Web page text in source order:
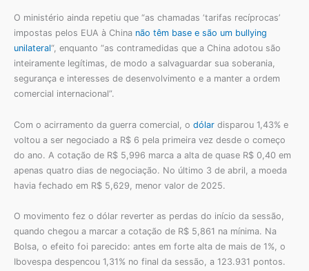
O ministério ainda repetiu que “as chamadas ‘tarifas recíprocas’
impostas pelos EUA à China não têm base e são um bullying
unilateral“, enquanto “as contramedidas que a China adotou são
inteiramente legítimas, de modo a salvaguardar sua soberania,
segurança e interesses de desenvolvimento e a manter a ordem
comercial internacional”.
Com o acirramento da guerra comercial, o dólar disparou 1,43% e
voltou a ser negociado a R$ 6 pela primeira vez desde o começo
do ano. A cotação de R$ 5,996 marca a alta de quase R$ 0,40 em
apenas quatro dias de negociação. No último 3 de abril, a moeda
havia fechado em R$ 5,629, menor valor de 2025.
O movimento fez o dólar reverter as perdas do início da sessão,
quando chegou a marcar a cotação de R$ 5,861 na mínima. Na
Bolsa, o efeito foi parecido: antes em forte alta de mais de 1%, o
Ibovespa despencou 1,31% no final da sessão, a 123.931 pontos.